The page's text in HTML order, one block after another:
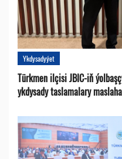
Ykdysadyýet
Türkmen ilçisi JBIC-iň
ykdysady taslamalary